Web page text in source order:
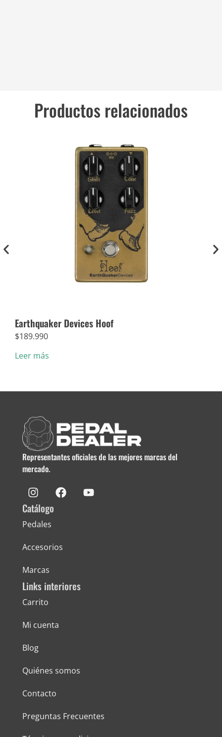
Productos relacionados
Earthquaker Devices Hoof
$189.990
Leer más
Representantes oficiales de las mejores marcas del
mercado.
Catálogo
Pedales
Accesorios
Marcas
Links interiores
Carrito
Mi cuenta
Blog
Quiénes somos
Contacto
Preguntas Frecuentes